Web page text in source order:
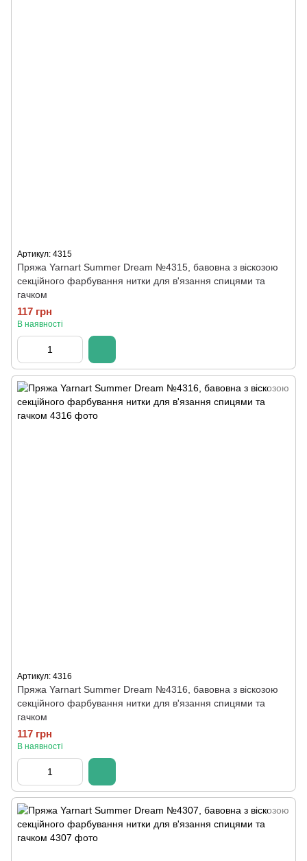
Артикул: 4315
Пряжа Yarnart Summer Dream №4315, бавовна з віскозою
секційного фарбування нитки для в'язання спицями та
гачком
117 грн
В наявності
Артикул: 4316
Пряжа Yarnart Summer Dream №4316, бавовна з віскозою
секційного фарбування нитки для в'язання спицями та
гачком
117 грн
В наявності